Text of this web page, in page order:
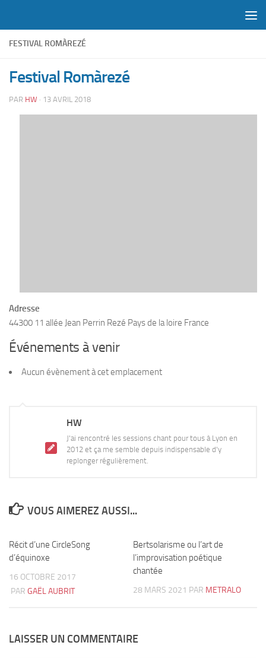
FESTIVAL ROMÀREZÉ
Festival Romàrezé
PAR HW · 13 AVRIL 2018
Adresse
44300 11 allée Jean Perrin Rezé Pays de la loire France
Événements à venir
Aucun évènement à cet emplacement
HW
J'ai rencontré les sessions chant pour tous à Lyon en
2012 et ça me semble depuis indispensable d'y
replonger régulièrement.
VOUS AIMEREZ AUSSI...
Récit d’une CircleSong
d’équinoxe
16 OCTOBRE 2017
PAR GAËL AUBRIT
Bertsolarisme ou l’art de
l’improvisation poétique
chantée
28 MARS 2021 PAR METRALO
LAISSER UN COMMENTAIRE